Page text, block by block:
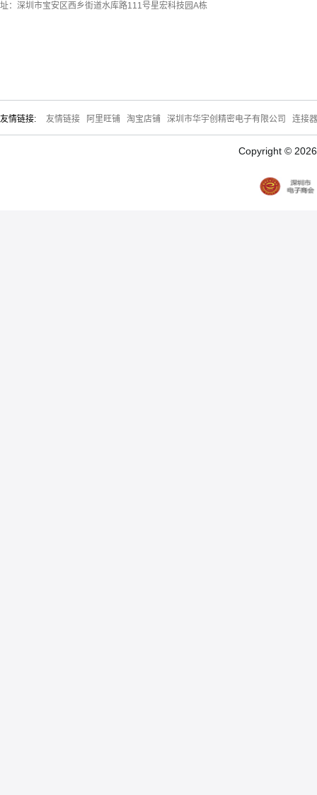
：深圳市宝安区西乡街道水库路111号星宏科技园A栋
友情链接: 友情链接 阿里旺铺 淘宝店铺 深圳市华宇创精密电子有限公司 连接
Copyright ©